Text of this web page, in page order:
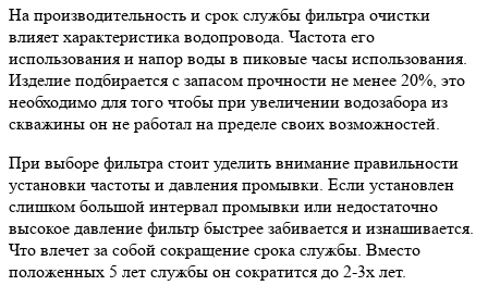
На производительность и срок службы фильтра очистки
влияет характеристика водопровода. Частота его
использования и напор воды в пиковые часы использования.
Изделие подбирается с запасом прочности не менее 20%, это
необходимо для того чтобы при увеличении водозабора из
скважины он не работал на пределе своих возможностей.
При выборе фильтра стоит уделить внимание правильности
установки частоты и давления промывки. Если установлен
слишком большой интервал промывки или недостаточно
высокое давление фильтр быстрее забивается и изнашивается.
Что влечет за собой сокращение срока службы. Вместо
положенных 5 лет службы он сократится до 2-3х лет.